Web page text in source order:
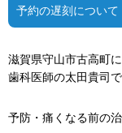
予約の遅刻について
滋賀県守山市古高町
歯科医師の太田貴司で
予防・痛くなる前の